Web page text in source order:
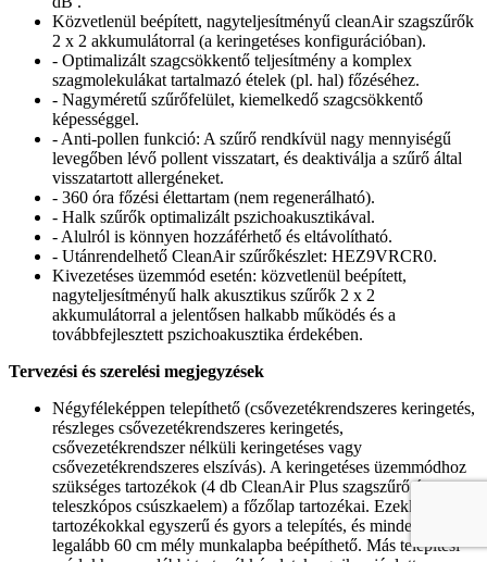
Közvetlenül beépített, nagyteljesítményű cleanAir szagszűrők
2 x 2 akkumulátorral (a keringetéses konfigurációban).
- Optimalizált szagcsökkentő teljesítmény a komplex
szagmolekulákat tartalmazó ételek (pl. hal) főzéséhez.
- Nagyméretű szűrőfelület, kiemelkedő szagcsökkentő
képességgel.
- Anti-pollen funkció: A szűrő rendkívül nagy mennyiségű
levegőben lévő pollent visszatart, és deaktiválja a szűrő által
visszatartott allergéneket.
- 360 óra főzési élettartam (nem regenerálható).
- Halk szűrők optimalizált pszichoakusztikával.
- Alulról is könnyen hozzáférhető és eltávolítható.
- Utánrendelhető CleanAir szűrőkészlet: HEZ9VRCR0.
Kivezetéses üzemmód esetén: közvetlenül beépített,
nagyteljesítményű halk akusztikus szűrők 2 x 2
akkumulátorral a jelentősen halkabb működés és a
továbbfejlesztett pszichoakusztika érdekében.
Tervezési és szerelési megjegyzések
Négyféleképpen telepíthető (csővezetékrendszeres keringetés,
részleges csővezetékrendszeres keringetés,
csővezetékrendszer nélküli keringetéses vagy
csővezetékrendszeres elszívás). A keringetéses üzemmódhoz
szükséges tartozékok (4 db CleanAir Plus szagszűrő és egy
teleszkópos csúszkaelem) a főzőlap tartozékai. Ezekkel a
tartozékokkal egyszerű és gyors a telepítés, és minden
legalább 60 cm mély munkalapba beépíthető. Más telepítési